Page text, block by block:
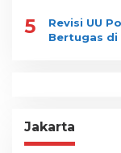
5
Revisi UU
Bertugas di
Jakarta